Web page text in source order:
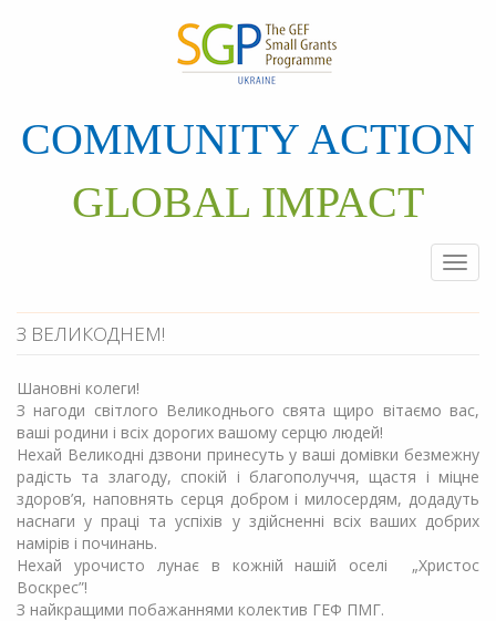
COMMUNITY ACTION
GLOBAL IMPACT
З ВЕЛИКОДНЕМ!
Шановні колеги!
З нагоди світлого Великоднього свята щиро вітаємо вас,
ваші родини і всіх дорогих вашому серцю людей!
Нехай Великодні дзвони принесуть у ваші домівки безмежну
радість та злагоду, спокій і благополуччя, щастя і міцне
здоров’я, наповнять серця добром і милосердям, додадуть
наснаги у праці та успіхів у здійсненні всіх ваших добрих
намірів і починань.
Нехай урочисто лунає в кожній нашій оселі „Христос
Воскрес”!
З найкращими побажаннями колектив ГЕФ ПМГ.